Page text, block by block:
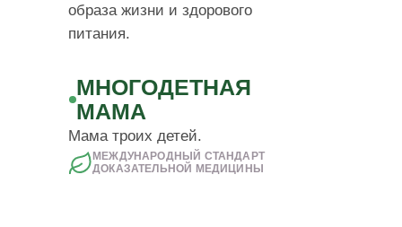
образа жизни и здорового
питания.
МНОГОДЕТНАЯ
МАМА
Мама троих детей.
МЕЖДУНАРОДНЫЙ СТАНДАРТ
ДОКАЗАТЕЛЬНОЙ МЕДИЦИНЫ
ОТЗЫВЫ